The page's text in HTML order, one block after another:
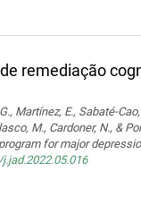
remediação
Martínez, E., Sabaté-
M., Cardoner, N., &
for major